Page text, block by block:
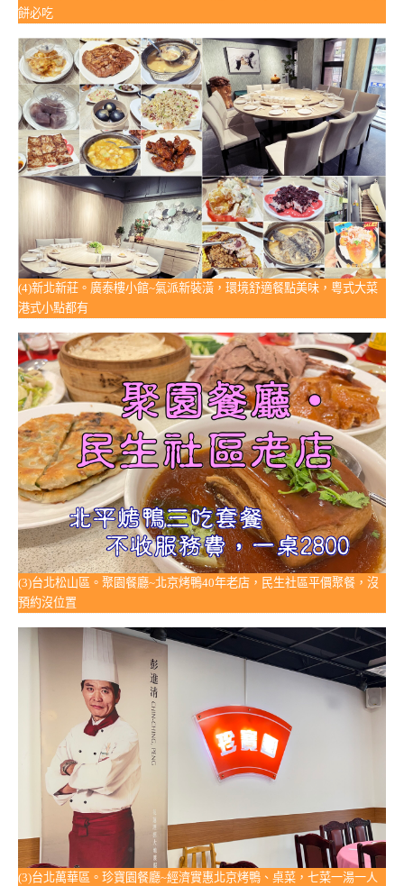
餅必吃
(4)新北新莊。廣泰樓小館~氣派新裝潢，環境舒適餐點美味，粵式大菜
港式小點都有
(3)台北松山區。聚園餐廳~北京烤鴨40年老店，民生社區平價聚餐，沒
預約沒位置
(3)台北萬華區。珍寶園餐廳~經濟實惠北京烤鴨、桌菜，七菜一湯一人